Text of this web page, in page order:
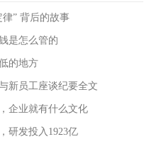
律” 背后的故事
是怎么管的
的地方
新员工座谈纪要全文
企业就有什么文化
研发投入1923亿